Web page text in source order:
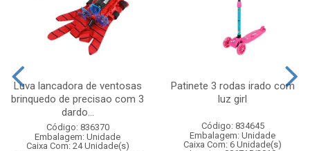
Luva lancadora de ventosas
brinquedo de precisao com 3
dardo...
Código: 836370
Embalagem: Unidade
Caixa Com: 24 Unidade(s)
Patinete 3 rodas irado com
luz girl
Código: 834645
Embalagem: Unidade
Caixa Com: 6 Unidade(s)